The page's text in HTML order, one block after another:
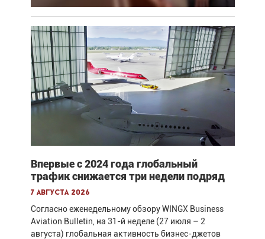
Впервые с 2024 года глобальный
трафик снижается три недели подряд
7 августа 2026
Согласно еженедельному обзору WINGX Business
Aviation Bulletin, на 31-й неделе (27 июля – 2
августа) глобальная активность бизнес-джетов